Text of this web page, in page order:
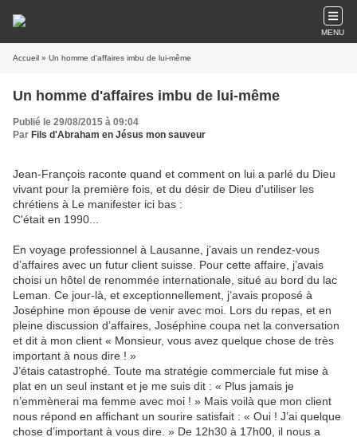
MENU
Accueil » Un homme d'affaires imbu de lui-même
Un homme d'affaires imbu de lui-même
Publié le 29/08/2015 à 09:04
Par Fils d'Abraham en Jésus mon sauveur
Jean-François raconte quand et comment on lui a parlé du Dieu
vivant pour la première fois, et du désir de Dieu d'utiliser les
chrétiens à Le manifester ici bas :
C'était en 1990...
En voyage professionnel à Lausanne, j’avais un rendez-vous
d’affaires avec un futur client suisse. Pour cette affaire, j’avais
choisi un hôtel de renommée internationale, situé au bord du lac
Leman. Ce jour-là, et exceptionnellement, j’avais proposé à
Joséphine mon épouse de venir avec moi. Lors du repas, et en
pleine discussion d’affaires, Joséphine coupa net la conversation
et dit à mon client « Monsieur, vous avez quelque chose de très
important à nous dire ! »
J’étais catastrophé. Toute ma stratégie commerciale fut mise à
plat en un seul instant et je me suis dit : « Plus jamais je
n’emmènerai ma femme avec moi ! » Mais voilà que mon client
nous répond en affichant un sourire satisfait : « Oui ! J’ai quelque
chose d’important à vous dire. » De 12h30 à 17h00, il nous a